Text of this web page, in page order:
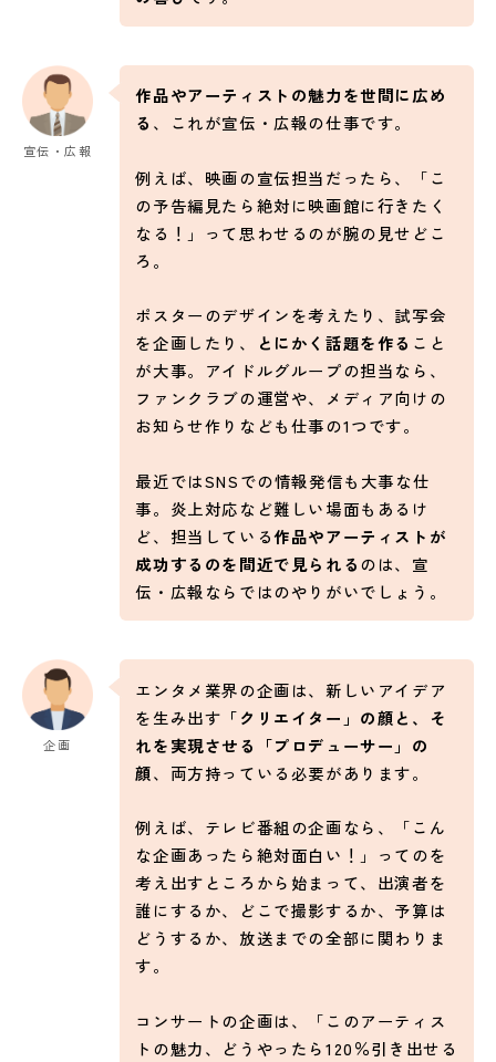
宣伝・広報
作品やアーティストの魅力を世間に広め
る 、これが宣伝・広報の仕事です。
例えば、映画の宣伝担当だったら、「こ
の予告編見たら絶対に映画館に行きたく
なる！」って思わせるのが腕の見せどこ
ろ。
ポスターのデザインを考えたり、試写会
を企画したり、
とにかく話題を作る こと
が大事。アイドルグループの担当なら、
ファンクラブの運営や、メディア向けの
お知らせ作りなども仕事の1つです。
最近ではSNSでの情報発信も大事な仕
事。炎上対応など難しい場面もあるけ
ど、担当している作品やアーティストが
成功するのを間近で見られるのは、宣
伝・広報ならではのやりがいでしょう。
企画
エンタメ業界の企画は、新しいアイデア
を生み出す 「クリエイター」の顔と、そ
れを実現させる「プロデューサー」の
顔、両方持っている必要があります。
例えば、テレビ番組の企画なら、「こん
な企画あったら絶対面白い！」ってのを
考え出すところから始まって、出演者を
誰にするか、どこで撮影するか、予算は
どうするか、放送までの全部に関わりま
す。
コンサートの企画は、「このアーティス
トの魅力、どうやったら120％引き出せる